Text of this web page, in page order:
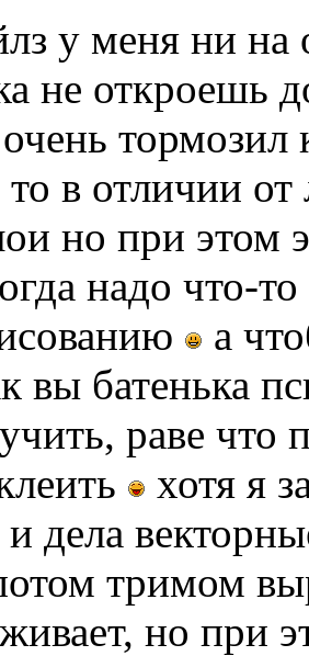
у меня ни на
не откроешь
то в отличии
но при этом
надо что-
а
вы батенька
раве что
хотя я
дела
тримом
но при